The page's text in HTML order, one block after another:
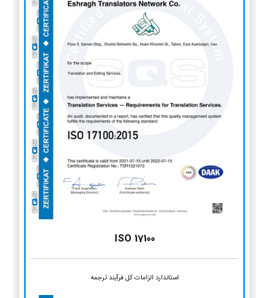
ISO 17100
استاندارد الزامات کل فرآیند ترجمه